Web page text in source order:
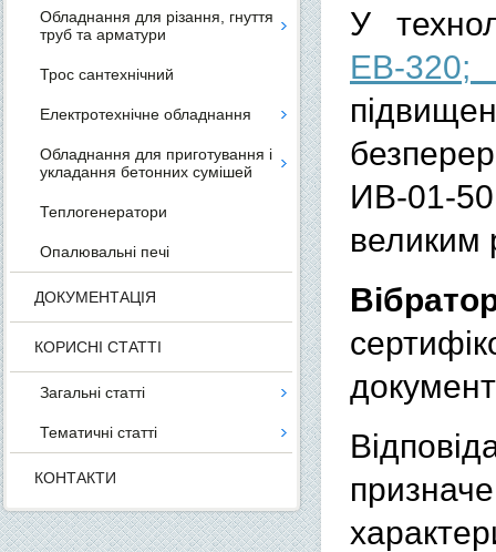
Обладнання для різання, гнуття
труб та арматури
Трос сантехнічний
Електротехнічне обладнання
Обладнання для приготування і
укладання бетонних сумішей
Теплогенератори
Опалювальні печі
ДОКУМЕНТАЦІЯ
КОРИСНІ СТАТТІ
Загальні статті
Тематичні статті
КОНТАКТИ
У
ЕВ-
ИВ-01-50
великим